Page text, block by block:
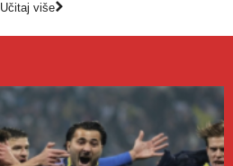
Učitaj više